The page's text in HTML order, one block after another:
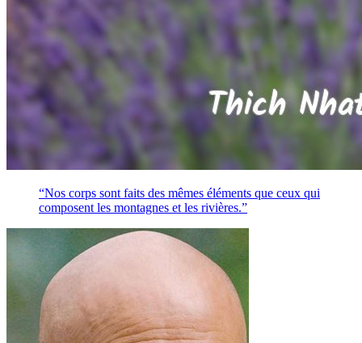
“Nos corps sont faits des mêmes éléments que ceux qui
composent les montagnes et les rivières.”